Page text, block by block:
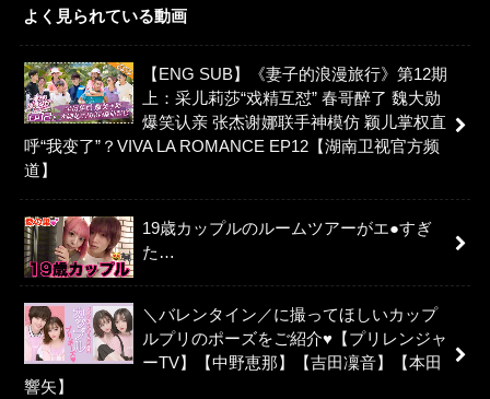
よく見られている動画
【ENG SUB】《妻子的浪漫旅行》第12期
上：采儿莉莎“戏精互怼” 春哥醉了 魏大勋
爆笑认亲 张杰谢娜联手神模仿 颖儿掌权直
呼“我变了”？VIVA LA ROMANCE EP12【湖南卫视官方频
道】
19歳カップルのルームツアーがエ●すぎ
た…
＼バレンタイン／に撮ってほしいカップ
ルプリのポーズをご紹介♥【プリレンジャ
ーTV】【中野恵那】【吉田凜音】【本田
響矢】